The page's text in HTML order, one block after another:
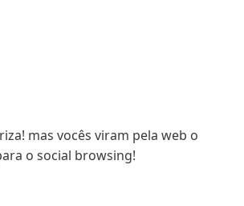
mas vocês viram pela web o
o social browsing!